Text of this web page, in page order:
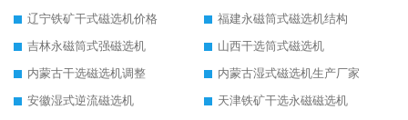
辽宁铁矿干式磁选机价格
福建永磁筒式磁选机结构
吉林永磁筒式强磁选机
山西干选筒式磁选机
内蒙古干选磁选机调整
内蒙古湿式磁选机生产厂家
安徽湿式逆流磁选机
天津铁矿干选永磁磁选机